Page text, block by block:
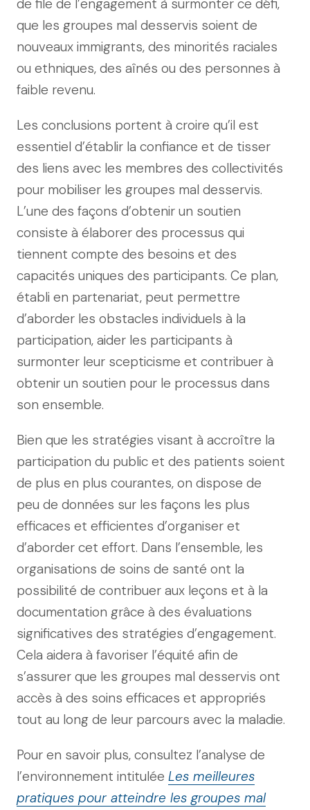
de file de l’engagement à surmonter ce défi,
que les groupes mal desservis soient de
nouveaux immigrants, des minorités raciales
ou ethniques, des aînés ou des personnes à
faible revenu.
Les conclusions portent à croire qu’il est
essentiel d’établir la confiance et de tisser
des liens avec les membres des collectivités
pour mobiliser les groupes mal desservis.
L’une des façons d’obtenir un soutien
consiste à élaborer des processus qui
tiennent compte des besoins et des
capacités uniques des participants. Ce plan,
établi en partenariat, peut permettre
d’aborder les obstacles individuels à la
participation, aider les participants à
surmonter leur scepticisme et contribuer à
obtenir un soutien pour le processus dans
son ensemble.
Bien que les stratégies visant à accroître la
participation du public et des patients soient
de plus en plus courantes, on dispose de
peu de données sur les façons les plus
efficaces et efficientes d’organiser et
d’aborder cet effort. Dans l’ensemble, les
organisations de soins de santé ont la
possibilité de contribuer aux leçons et à la
documentation grâce à des évaluations
significatives des stratégies d’engagement.
Cela aidera à favoriser l’équité afin de
s’assurer que les groupes mal desservis ont
accès à des soins efficaces et appropriés
tout au long de leur parcours avec la maladie.
Pour en savoir plus, consultez l’analyse de
l’environnement intitulée Les meilleures
pratiques pour atteindre les groupes mal